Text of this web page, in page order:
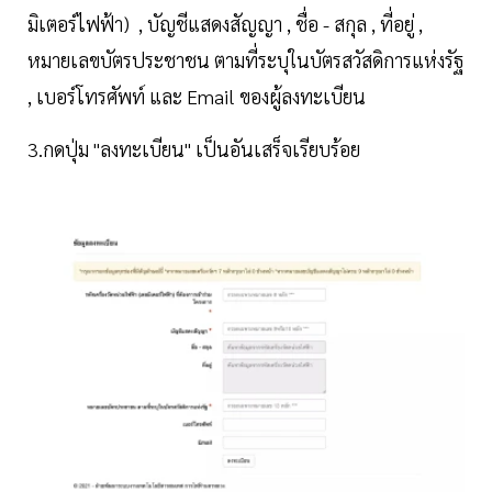
มิเตอร์ไฟฟ้า) , บัญชีแสดงสัญญา , ชื่อ - สกุล , ที่อยู่ ,
หมายเลขบัตรประชาชน ตามที่ระบุในบัตรสวัสดิการแห่งรัฐ
, เบอร์โทรศัพท์ และ Email ของผู้ลงทะเบียน
3.กดปุ่ม "ลงทะเบียน" เป็นอันเสร็จเรียบร้อย